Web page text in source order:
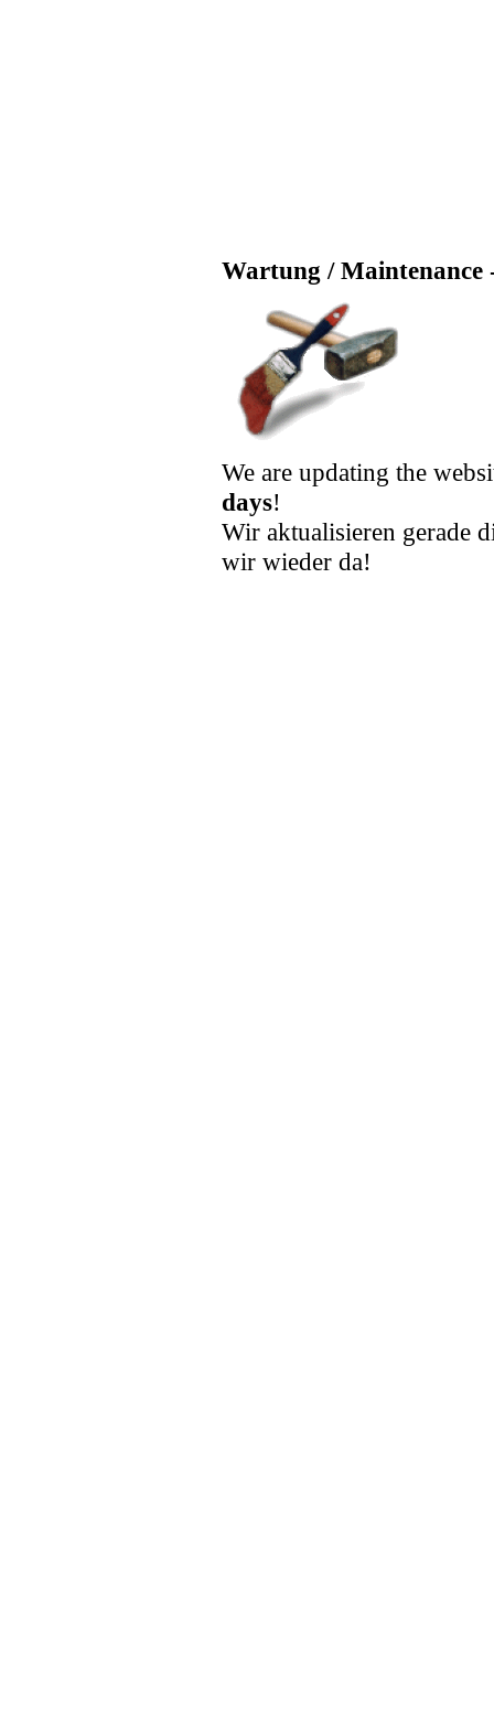
Wartung / Maintenance
We are updating the
days!
Wir aktualisieren gerade
wir wieder da!